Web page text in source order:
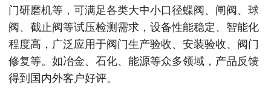
门研磨机等，可满足各类大中小口径蝶阀、闸阀、球
阀、截止阀等试压检测需求，设备性能稳定、智能化
程度高，广泛应用于阀门生产验收、安装验收、阀门
修复等。如冶金、石化、能源等众多领域，产品反馈
得到国内外客户好评。